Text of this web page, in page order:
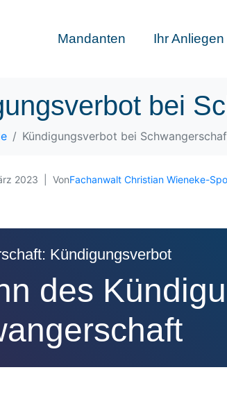
Mandanten Ihr Anliegen
bei
Kündigungsverbot bei
2023 VonFachanwalt Christian Wieneke-
Kündigungsverbot
des